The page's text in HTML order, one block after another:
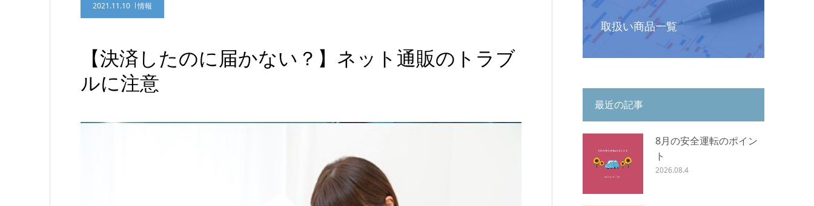
2021.11.10 情報
【決済したのに届かない？】ネット通販のトラブ
ルに注意
取扱い商品一覧
最近の記事
8月の安全運転のポイン
ト
2026.08.4